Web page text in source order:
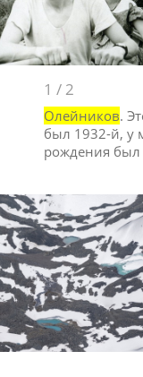
1 / 2
Олейников.
был 1932-й, у
рождения был